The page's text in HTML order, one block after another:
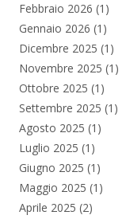
Febbraio 2026 (1)
Gennaio 2026 (1)
Dicembre 2025 (1)
Novembre 2025 (1)
Ottobre 2025 (1)
Settembre 2025 (1)
Agosto 2025 (1)
Luglio 2025 (1)
Giugno 2025 (1)
Maggio 2025 (1)
Aprile 2025 (2)